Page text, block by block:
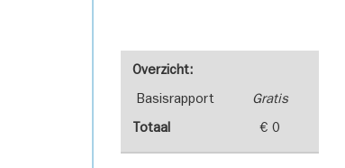
Overzicht:
Basisrapport Gratis
Totaal € 0